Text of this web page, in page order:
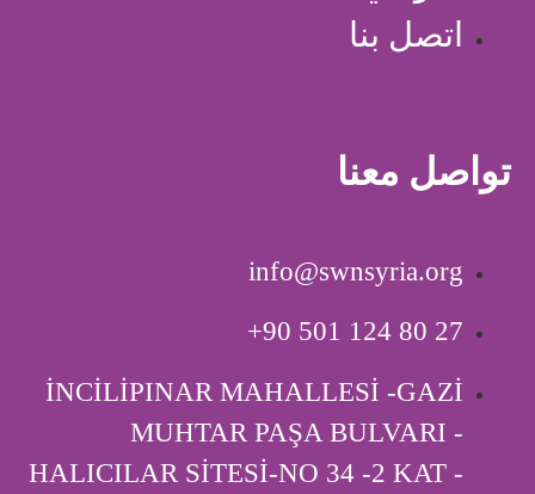
اتصل بنا
تواصل معنا
info@swnsyria.org
‎+90 501 124 80 27
İNCİLİPINAR MAHALLESİ -GAZİ
MUHTAR PAŞA BULVARI -
HALICILAR SİTESİ-NO 34 -2 KAT -